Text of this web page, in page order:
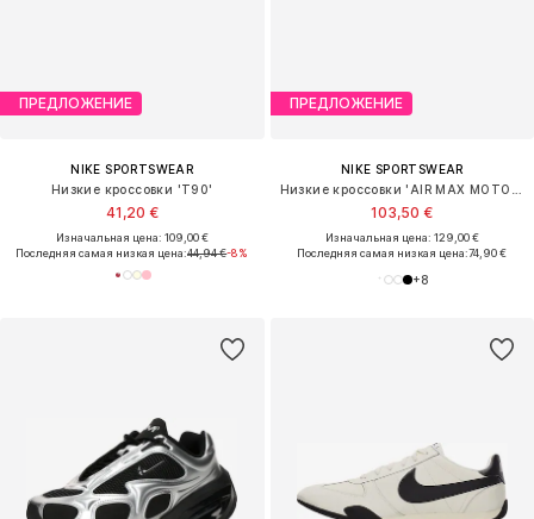
ПРЕДЛОЖЕНИЕ
NIKE SPORTSWEAR
Низкие кроссовки 'T90'
41,20 €
Изначальная цена: 109,00 €
Последняя самая низкая цена:44,94 €-8%
ПРЕДЛОЖЕНИЕ
NIKE SPORTSWEAR
103,50 €
Изначальная цена: 129,00 €
Последняя самая низкая цена:74,90 €
+8